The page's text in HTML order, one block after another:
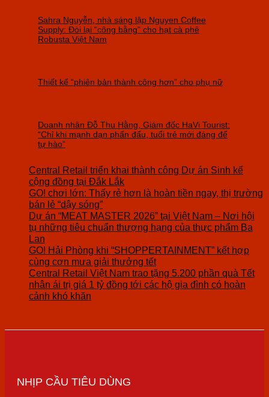
Sahra Nguyễn, nhà sáng lập Nguyen Coffee
Supply: Đòi lại “công bằng” cho hạt cà phê
Robusta Việt Nam
Thiết kế “phiên bản thành công hơn” cho phụ nữ
Doanh nhân Đỗ Thu Hằng, Giám đốc HaVi Tourist:
“Chỉ khi mạnh dạn phấn đấu, tuổi trẻ mới đáng để
tự hào”
Central Retail triển khai thành công Dự án Sinh kế
cộng đồng tại Đắk Lắk
GO! chơi lớn: Thấy rẻ hơn là hoàn tiền ngay, thị trường
bán lẻ “dậy sóng”
Dự án “MEAT MASTER 2026” tại Việt Nam – Nơi hội
tụ những tiêu chuẩn thượng hạng của thực phẩm Ba
Lan
GO! Hải Phòng khi “SHOPPERTAINMENT” kết hợp
cùng cơn mưa giải thưởng tết
Central Retail Việt Nam trao tặng 5.200 phần quà Tết
nhân ái trị giá 1 tỷ đồng tới các hộ gia đình có hoàn
cảnh khó khăn
NHỊP CẦU TIÊU DÙNG